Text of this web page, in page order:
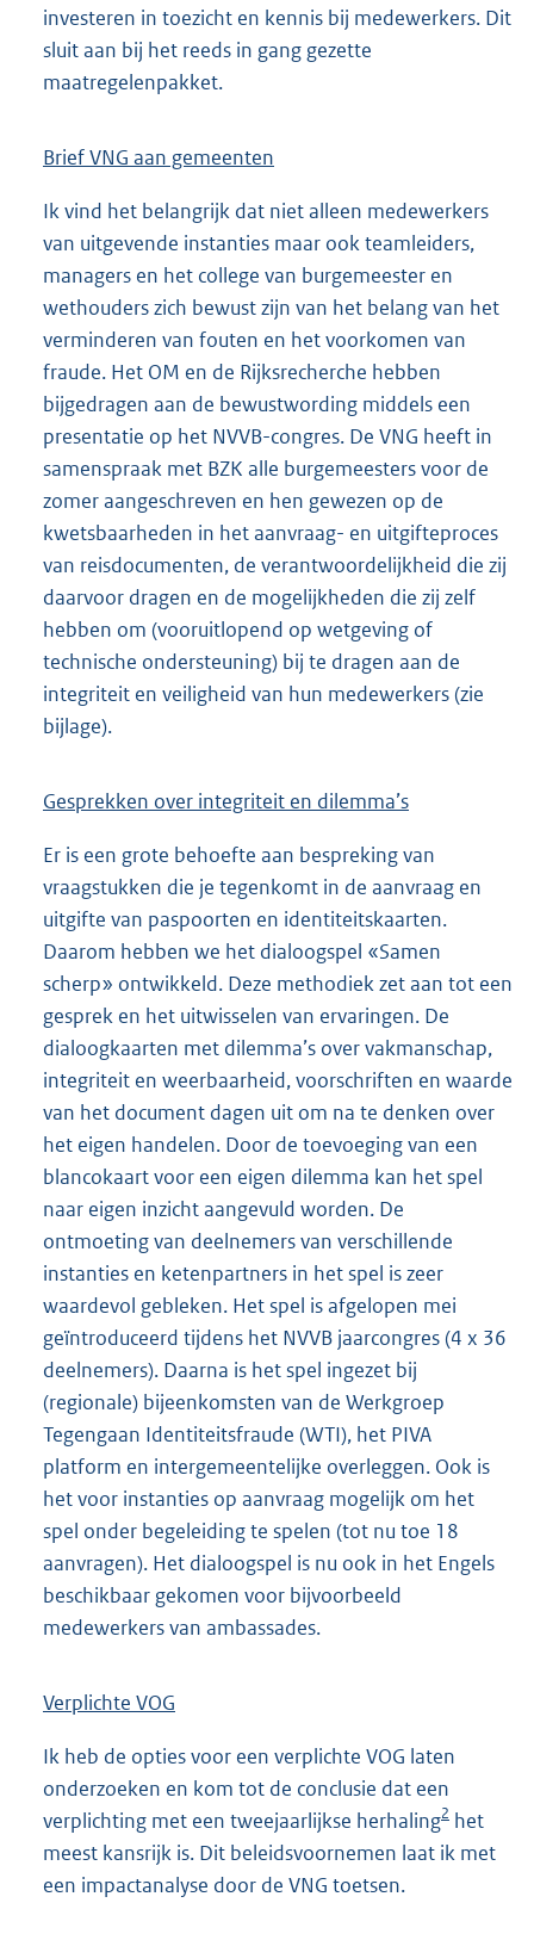
investeren in toezicht en kennis bij medewerkers. Dit
sluit aan bij het reeds in gang gezette
maatregelenpakket.
Brief VNG aan gemeenten
Ik vind het belangrijk dat niet alleen medewerkers
van uitgevende instanties maar ook teamleiders,
managers en het college van burgemeester en
wethouders zich bewust zijn van het belang van het
verminderen van fouten en het voorkomen van
fraude. Het OM en de Rijksrecherche hebben
bijgedragen aan de bewustwording middels een
presentatie op het NVVB-congres. De VNG heeft in
samenspraak met BZK alle burgemeesters voor de
zomer aangeschreven en hen gewezen op de
kwetsbaarheden in het aanvraag- en uitgifteproces
van reisdocumenten, de verantwoordelijkheid die zij
daarvoor dragen en de mogelijkheden die zij zelf
hebben om (vooruitlopend op wetgeving of
technische ondersteuning) bij te dragen aan de
integriteit en veiligheid van hun medewerkers (zie
bijlage).
Gesprekken over integriteit en dilemma’s
Er is een grote behoefte aan bespreking van
vraagstukken die je tegenkomt in de aanvraag en
uitgifte van paspoorten en identiteitskaarten.
Daarom hebben we het dialoogspel «Samen
scherp» ontwikkeld. Deze methodiek zet aan tot een
gesprek en het uitwisselen van ervaringen. De
dialoogkaarten met dilemma’s over vakmanschap,
integriteit en weerbaarheid, voorschriften en waarde
van het document dagen uit om na te denken over
het eigen handelen. Door de toevoeging van een
blancokaart voor een eigen dilemma kan het spel
naar eigen inzicht aangevuld worden. De
ontmoeting van deelnemers van verschillende
instanties en ketenpartners in het spel is zeer
waardevol gebleken. Het spel is afgelopen mei
geïntroduceerd tijdens het NVVB jaarcongres (4 x 36
deelnemers). Daarna is het spel ingezet bij
(regionale) bijeenkomsten van de Werkgroep
Tegengaan Identiteitsfraude (WTI), het PIVA
platform en intergemeentelijke overleggen. Ook is
het voor instanties op aanvraag mogelijk om het
spel onder begeleiding te spelen (tot nu toe 18
aanvragen). Het dialoogspel is nu ook in het Engels
beschikbaar gekomen voor bijvoorbeeld
medewerkers van ambassades.
Verplichte VOG
Ik heb de opties voor een verplichte VOG laten
onderzoeken en kom tot de conclusie dat een
verplichting met een tweejaarlijkse herhaling2 het
meest kansrijk is. Dit beleidsvoornemen laat ik met
een impactanalyse door de VNG toetsen.